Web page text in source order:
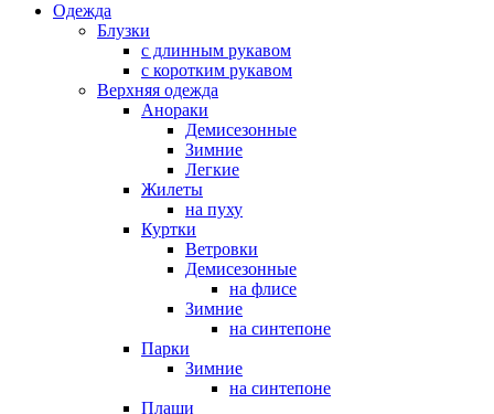
Одежда
Блузки
с длинным рукавом
с коротким рукавом
Верхняя одежда
Анораки
Демисезонные
Зимние
Легкие
Жилеты
на пуху
Куртки
Ветровки
Демисезонные
на флисе
Зимние
на синтепоне
Парки
Зимние
на синтепоне
Плащи